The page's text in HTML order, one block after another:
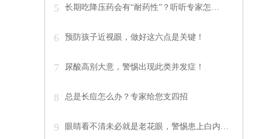
5 长期吃降压药会有“耐药性”？听听专家怎…
6 预防孩子近视眼，做好这六点是关键！
7 尿酸高别大意，警惕出现此类并发症！
8 总是长痘怎么办？专家给您支四招
9 眼睛看不清未必就是老花眼，警惕患上白内…